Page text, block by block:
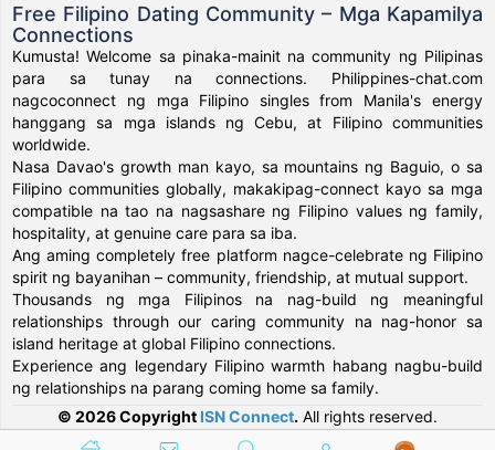
Free Filipino Dating Community – Mga Kapamilya
Connections
Kumusta! Welcome sa pinaka-mainit na community ng Pilipinas
para sa tunay na connections. Philippines-chat.com
nagcoconnect ng mga Filipino singles from Manila's energy
hanggang sa mga islands ng Cebu, at Filipino communities
worldwide.
Nasa Davao's growth man kayo, sa mountains ng Baguio, o sa
Filipino communities globally, makakipag-connect kayo sa mga
compatible na tao na nagsashare ng Filipino values ng family,
hospitality, at genuine care para sa iba.
Ang aming completely free platform nagce-celebrate ng Filipino
spirit ng bayanihan – community, friendship, at mutual support.
Thousands ng mga Filipinos na nag-build ng meaningful
relationships through our caring community na nag-honor sa
island heritage at global Filipino connections.
Experience ang legendary Filipino warmth habang nagbu-build
ng relationships na parang coming home sa family.
© 2026 Copyright ISN Connect. All rights reserved.